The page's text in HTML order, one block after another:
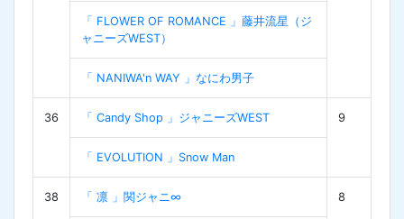
「 FLOWER OF ROMANCE 」藤井流星（ジ
ャニーズWEST）
「 NANIWA'n WAY 」なにわ男子
36 「 Candy Shop 」ジャニーズWEST 9
「 EVOLUTION 」Snow Man
38 「 凛 」関ジャニ∞ 8